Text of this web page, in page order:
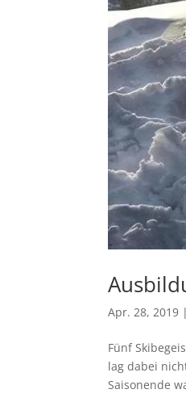
Apr. 28, 2019 |
Fünf
lag dabei
Saisonende